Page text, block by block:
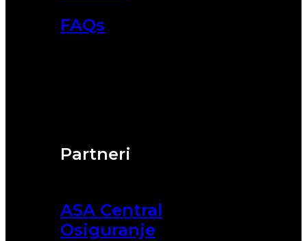
Partneri
ASA Central
Osiguranje
FAQs